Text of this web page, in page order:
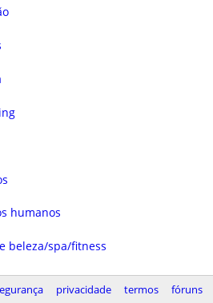
humanos
beleza/spa/fitness
privacidade termos fóruns